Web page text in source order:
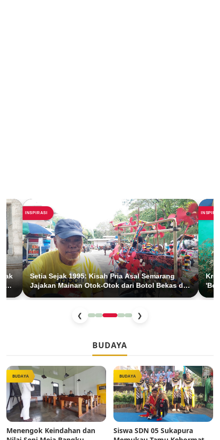
INSPIRASI
Setia Sejak 1995: Kisah Pria Asal Semarang
Jajakan Mainan Otok-Otok dari Botol Bekas di
BKT Duren Sawit
❮ ❯
BUDAYA
BUDAYA
Menengok Keindahan dan
BUDAYA
Siswa SDN 05 Sukapura